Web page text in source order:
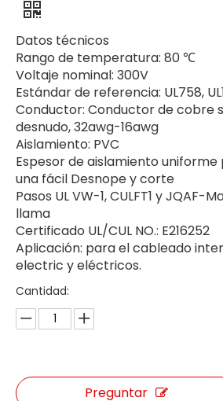
Datos técnicos
Rango de temperatura: 80 ℃
Voltaje nominal: 300V
Estándar de referencia: UL758,
Conductor: Conductor de cobre
desnudo, 32awg-16awg
Aislamiento: PVC
Espesor de aislamiento
una fácil Desnope y corte
Pasos UL VW-1, CULFT1 y JQAF-
llama
Certificado UL/CUL NO.: E216252
Aplicación: para el cableado
electric y eléctricos.
Cantidad:
Preguntar